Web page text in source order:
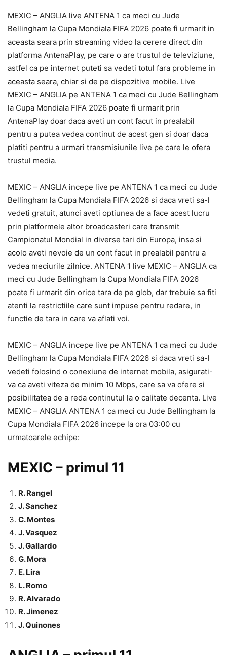
MEXIC – ANGLIA live ANTENA 1 ca meci cu Jude
Bellingham la Cupa Mondiala FIFA 2026 poate fi urmarit in
aceasta seara prin streaming video la cerere direct din
platforma AntenaPlay, pe care o are trustul de televiziune,
astfel ca pe internet puteti sa vedeti totul fara probleme in
aceasta seara, chiar si de pe dispozitive mobile. Live
MEXIC – ANGLIA pe ANTENA 1 ca meci cu Jude Bellingham
la Cupa Mondiala FIFA 2026 poate fi urmarit prin
AntenaPlay doar daca aveti un cont facut in prealabil
pentru a putea vedea continut de acest gen si doar daca
platiti pentru a urmari transmisiunile live pe care le ofera
trustul media.
MEXIC – ANGLIA incepe live pe ANTENA 1 ca meci cu Jude
Bellingham la Cupa Mondiala FIFA 2026 si daca vreti sa-l
vedeti gratuit, atunci aveti optiunea de a face acest lucru
prin platformele altor broadcasteri care transmit
Campionatul Mondial in diverse tari din Europa, insa si
acolo aveti nevoie de un cont facut in prealabil pentru a
vedea meciurile zilnice. ANTENA 1 live MEXIC – ANGLIA ca
meci cu Jude Bellingham la Cupa Mondiala FIFA 2026
poate fi urmarit din orice tara de pe glob, dar trebuie sa fiti
atenti la restrictiile care sunt impuse pentru redare, in
functie de tara in care va aflati voi.
MEXIC – ANGLIA incepe live pe ANTENA 1 ca meci cu Jude
Bellingham la Cupa Mondiala FIFA 2026 si daca vreti sa-l
vedeti folosind o conexiune de internet mobila, asigurati-
va ca aveti viteza de minim 10 Mbps, care sa va ofere si
posibilitatea de a reda continutul la o calitate decenta. Live
MEXIC – ANGLIA ANTENA 1 ca meci cu Jude Bellingham la
Cupa Mondiala FIFA 2026 incepe la ora 03:00 cu
urmatoarele echipe:
MEXIC – primul 11
R. Rangel
J. Sanchez
C. Montes
J. Vasquez
J. Gallardo
G. Mora
E. Lira
L. Romo
R. Alvarado
R. Jimenez
J. Quinones